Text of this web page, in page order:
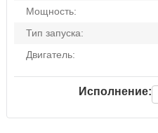
Мощность:
Тип запуска:
Двигатель:
Исполнение: